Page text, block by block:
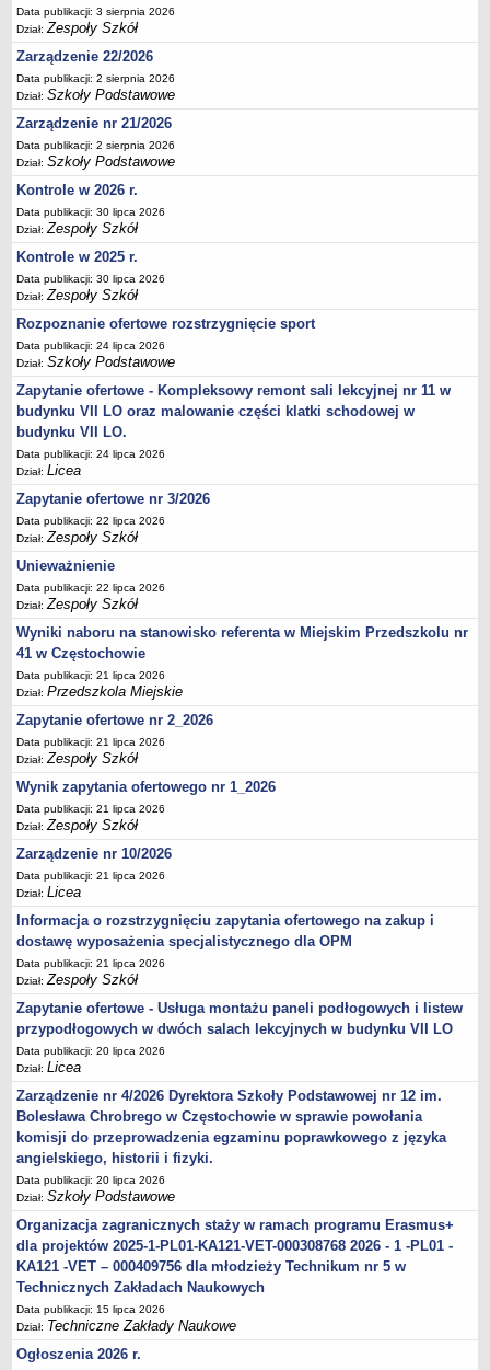
Dane podstawowe
Statut
Majątek
Godziny dyżurów
Ogłoszenia
Zarządzenia
Rejestry, ewidencje, archiwa
Kontrole
PONOWNE WYKORZYSTYWANIE
Deklaracja dostępności
DEKLARACJA DOSTĘPNOŚCI
OŚWIADCZENIA MAJĄTKOWE
PONOWNE WYKORZYSTYWANIE
UDOSTĘPNIANIE INFORMACJI PUBLICZNEJ
OCHRONA DANYCH OSOBOWYCH
Data publikacji: 3 sierpnia 2026
Dział:Zespoły Szkół
Zarządzenie 22/2026
Data publikacji: 2 sierpnia 2026
Dział:Szkoły Podstawowe
Zarządzenie nr 21/2026
Data publikacji: 2 sierpnia 2026
Dział:Szkoły Podstawowe
Kontrole w 2026 r.
Data publikacji: 30 lipca 2026
Dział:Zespoły Szkół
Kontrole w 2025 r.
Data publikacji: 30 lipca 2026
Dział:Zespoły Szkół
Rozpoznanie ofertowe rozstrzygnięcie sport
Data publikacji: 24 lipca 2026
Dział:Szkoły Podstawowe
Zapytanie ofertowe - Kompleksowy remont sali lekcyjnej nr 11 w
budynku VII LO oraz malowanie części klatki schodowej w
budynku VII LO.
Data publikacji: 24 lipca 2026
Dział:Licea
Zapytanie ofertowe nr 3/2026
Data publikacji: 22 lipca 2026
Dział:Zespoły Szkół
Unieważnienie
Data publikacji: 22 lipca 2026
Dział:Zespoły Szkół
Wyniki naboru na stanowisko referenta w Miejskim Przedszkolu nr
41 w Częstochowie
Data publikacji: 21 lipca 2026
Dział:Przedszkola Miejskie
Zapytanie ofertowe nr 2_2026
Data publikacji: 21 lipca 2026
Dział:Zespoły Szkół
Wynik zapytania ofertowego nr 1_2026
Data publikacji: 21 lipca 2026
Dział:Zespoły Szkół
Zarządzenie nr 10/2026
Data publikacji: 21 lipca 2026
Dział:Licea
Informacja o rozstrzygnięciu zapytania ofertowego na zakup i
dostawę wyposażenia specjalistycznego dla OPM
Data publikacji: 21 lipca 2026
Dział:Zespoły Szkół
Zapytanie ofertowe - Usługa montażu paneli podłogowych i listew
przypodłogowych w dwóch salach lekcyjnych w budynku VII LO
Data publikacji: 20 lipca 2026
Dział:Licea
Zarządzenie nr 4/2026 Dyrektora Szkoły Podstawowej nr 12 im.
Bolesława Chrobrego w Częstochowie w sprawie powołania
komisji do przeprowadzenia egzaminu poprawkowego z języka
angielskiego, historii i fizyki.
Data publikacji: 20 lipca 2026
Dział:Szkoły Podstawowe
Organizacja zagranicznych staży w ramach programu Erasmus+
dla projektów 2025-1-PL01-KA121-VET-000308768 2026 - 1 -PL01 -
KA121 -VET – 000409756 dla młodzieży Technikum nr 5 w
Technicznych Zakładach Naukowych
Data publikacji: 15 lipca 2026
Dział: Techniczne Zakłady Naukowe
Ogłoszenia 2026 r.